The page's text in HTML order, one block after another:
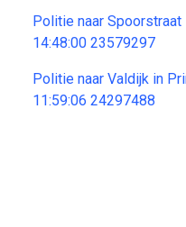
Politie naar
14:48:00 23579297
Politie naar Valdijk in
11:59:06 24297488